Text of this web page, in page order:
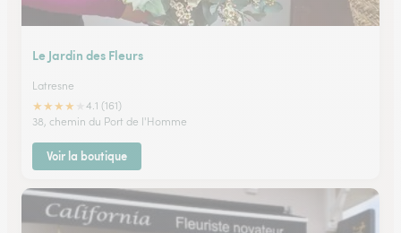
Le Jardin des Fleurs
Latresne
★★★★
4.1 (161)
38, chemin du Port de l'Homme
Voir la boutique